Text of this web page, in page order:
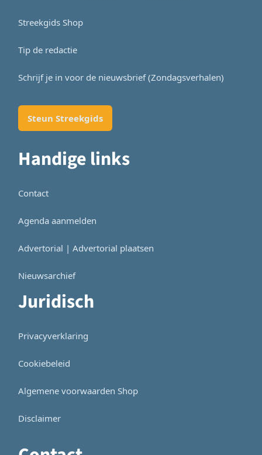
Streekgids Shop
Tip de redactie
Schrijf je in voor de nieuwsbrief (Zondagsverhalen)
Steun Streekgids
Handige links
Contact
Agenda aanmelden
Advertorial | Advertorial plaatsen
Nieuwsarchief
Juridisch
Privacyverklaring
Cookiebeleid
Algemene voorwaarden Shop
Disclaimer